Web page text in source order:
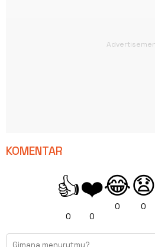
KOMENTAR
👍
0
❤️
0
😂
0
😧
0